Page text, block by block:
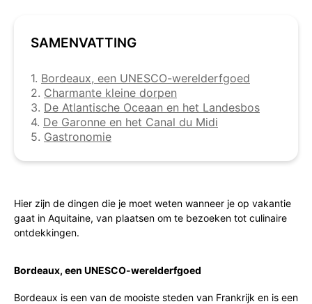
SAMENVATTING
1. Bordeaux, een UNESCO-werelderfgoed
2. Charmante kleine dorpen
3. De Atlantische Oceaan en het Landesbos
4. De Garonne en het Canal du Midi
5. Gastronomie
Hier zijn de dingen die je moet weten wanneer je op vakantie
gaat in Aquitaine, van plaatsen om te bezoeken tot culinaire
ontdekkingen.
Bordeaux, een UNESCO-werelderfgoed
Bordeaux is een van de mooiste steden van Frankrijk en is een